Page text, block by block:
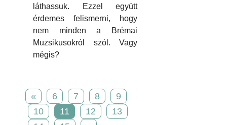
láthassuk. Ezzel együtt
érdemes felismerni, hogy
nem minden a Brémai
Muzsikusokról szól. Vagy
mégis?
« 6 7 8
9
10
11 12
13